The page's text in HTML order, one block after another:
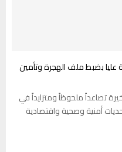
عليا بضبط ملف الهجرة وتأمين
تصاعداً ملحوظاً ومتزايداً في
أمنية وصحية واقتصادية